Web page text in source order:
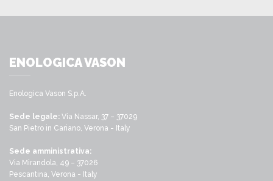
ENOLOGICA VASON
Enologica Vason S.p.A.
Sede legale: Via Nassar, 37 – 37029
San Pietro in Cariano, Verona - Italy
Sede amministrativa:
Via Mirandola, 49 – 37026
Pescantina, Verona - Italy